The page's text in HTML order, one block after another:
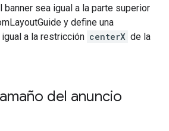
sea igual a la parte superior
y define una
igual a la restricción centerX de la
del anuncio